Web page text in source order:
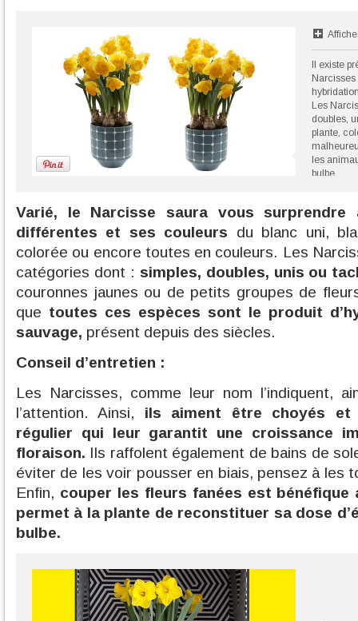
Il existe
Narcisses
Les
doubles,
plante,
les
bulbe.
Varié, le Narcisse saura vous
différentes et ses couleurs du blanc uni,
colorée ou encore toutes en couleurs. Les
catégories dont : simples, doubles, unis ou
couronnes jaunes ou de petits groupes de
que toutes ces espèces sont le produit
sauvage, présent depuis des siècles.
Conseil d’entretien :
Les Narcisses, comme leur nom l’indiquent,
l’attention. Ainsi, ils aiment être choyés et
régulier qui leur garantit une croissance
floraison. Ils raffolent également de bains de
éviter de les voir pousser en biais, pensez à les
Enfin, couper les fleurs fanées est bénéfique
permet à la plante de reconstituer sa dose
bulbe.